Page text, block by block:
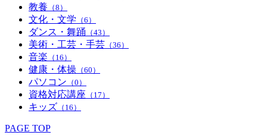
教養 （8）
文化・文学 （6）
ダンス・舞踊 （43）
美術・工芸・手芸 （36）
音楽 （16）
健康・体操 （60）
パソコン （0）
資格対応講座 （17）
キッズ （16）
PAGE TOP